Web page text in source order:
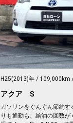
H25(2013)年 109,000km
アクア S
ガソリンをぐんぐん節約
りも通勤も、給油の回数